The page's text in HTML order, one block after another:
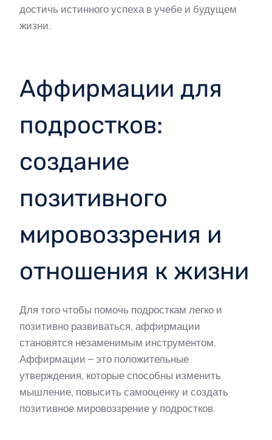
достичь истинного успеха в учебе и будущем
жизни.
Аффирмации для
подростков:
создание
позитивного
мировоззрения и
отношения к жизни
Для того чтобы помочь подросткам легко и
позитивно развиваться, аффирмации
становятся незаменимым инструментом.
Аффирмации – это положительные
утверждения, которые способны изменить
мышление, повысить самооценку и создать
позитивное мировоззрение у подростков.